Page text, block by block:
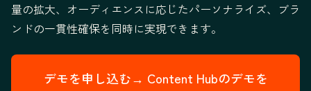
量の拡大、オーディエンスに応じたパーソナライズ、ブラ
ンドの一貫性確保を同時に実現できます。
デモを申し込む→ Content Hubのデモを